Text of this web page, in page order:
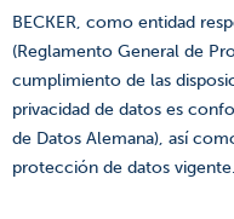
BECKER, como entidad
(Reglamento General de
cumplimiento de las
privacidad de datos es
de Datos Alemana), así
protección de datos vigente.